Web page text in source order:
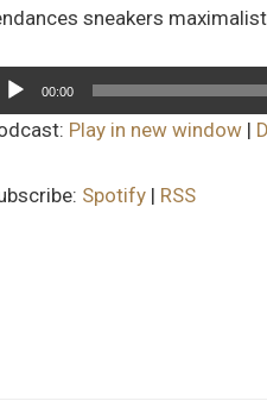
sneakers
00:00
Play in new window |
Spotify | RSS